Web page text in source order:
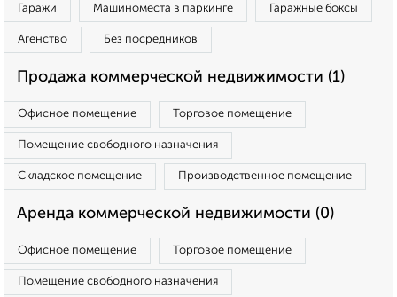
Гаражи Машиноместа в паркинге Гаражные боксы
Агенство Без посредников
Продажа коммерческой недвижимости (1)
Офисное помещение Торговое помещение
Помещение свободного назначения
Складское помещение Производственное помещение
Аренда коммерческой недвижимости (0)
Офисное помещение Торговое помещение
Помещение свободного назначения